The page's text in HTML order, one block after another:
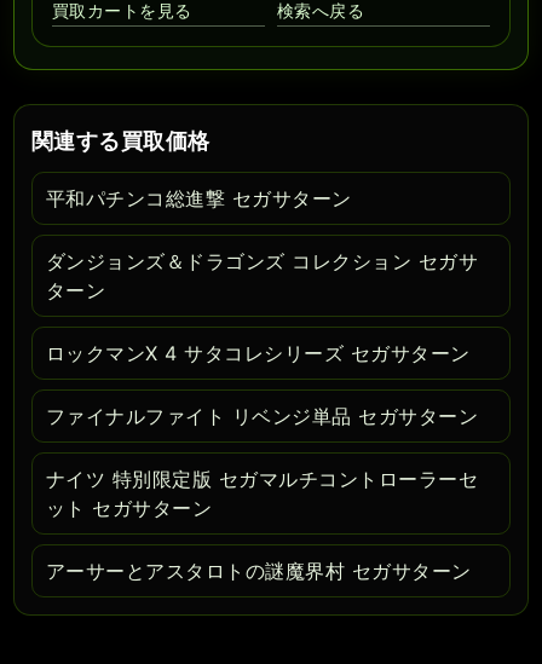
買取カートを見る 検索へ戻る
関連する買取価格
平和パチンコ総進撃 セガサターン
ダンジョンズ＆ドラゴンズ コレクション セガサ
ターン
ロックマンX 4 サタコレシリーズ セガサターン
ファイナルファイト リベンジ単品 セガサターン
ナイツ 特別限定版 セガマルチコントローラーセ
ット セガサターン
アーサーとアスタロトの謎魔界村 セガサターン